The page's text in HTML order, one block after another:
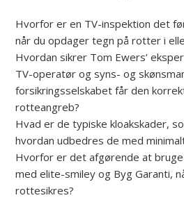
Hvorfor er en TV-inspektion det
når du opdager tegn på rotter i
Hvordan sikrer Tom Ewers’
TV-operatør og syns- og
forsikringsselskabet får den
rotteangreb?
Hvad er de typiske kloakskader,
hvordan udbedres de med
Hvorfor er det afgørende at
med elite-smiley og Byg Garanti,
rottesikres?